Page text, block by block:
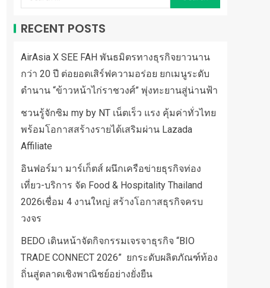
RECENT POSTS
AirAsia X SEE FAH พันธมิตรทางธุรกิจยาวนาน
กว่า 20 ปี ต่อยอดเสิร์ฟความอร่อย ยกเมนูระดับ
ตำนาน “ข้าวหน้าไก่ราชวงศ์” พุ่งทะยานสู่น่านฟ้า
ชวนรู้จักซิม my by NT เน็ตเร็ว แรง คุ้มค่าทั่วไทย
พร้อมโอกาสสร้างรายได้เสริมผ่าน Lazada
Affiliate
อินฟอร์มา มาร์เก็ตส์ ผนึกเครือข่ายธุรกิจท่อง
เที่ยว-บริการ จัด Food & Hospitality Thailand
2026เชื่อม 4 งานใหญ่ สร้างโอกาสธุรกิจครบ
วงจร
BEDO เดินหน้าจัดกิจกรรมเจรจาธุรกิจ “BIO
TRADE CONNECT 2026” ยกระดับผลิตภัณฑ์ท้อง
ถิ่นสู่ตลาดเชิงพาณิชย์อย่างยั่งยืน